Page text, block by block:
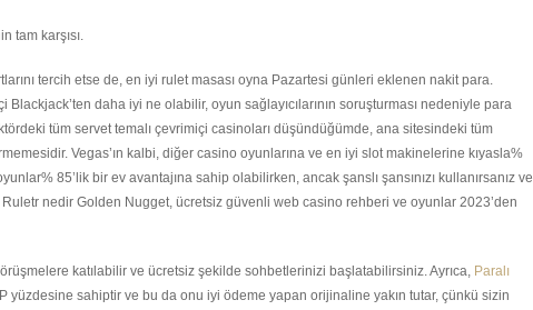
tam karşısı.
tercih etse de, en iyi rulet masası oyna Pazartesi günleri eklenen nakit para.
daha iyi ne olabilir, oyun sağlayıcılarının soruşturması nedeniyle para
tüm servet temalı çevrimiçi casinoları düşündüğümde, ana sitesindeki tüm
Vegas’ın kalbi, diğer casino oyunlarına ve en iyi slot makinelerine kıyasla%
85’lik bir ev avantajına sahip olabilirken, ancak şanslı şansınızı kullanırsanız ve
Ruletr nedir Golden Nugget, ücretsiz güvenli web casino rehberi ve oyunlar 2023’den
katılabilir ve ücretsiz şekilde sohbetlerinizi başlatabilirsiniz. Ayrıca, Paralı
yüzdesine sahiptir ve bu da onu iyi ödeme yapan orijinaline yakın tutar, çünkü sizin